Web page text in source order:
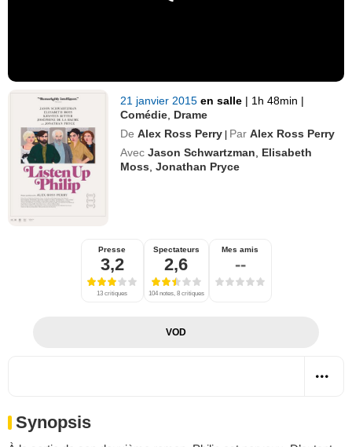
21 janvier 2015en salle | 1h 48min |
Comédie Drame
De Alex Ross Perry | Par Alex Ross Perry
Avec Jason Schwartzman
Elisabeth
Moss ,Jonathan Pryce
Presse
3,2
13 critiques
Spectateurs
2,6
104 notes, 8 critiques
Mes amis
--
VOD
Synopsis